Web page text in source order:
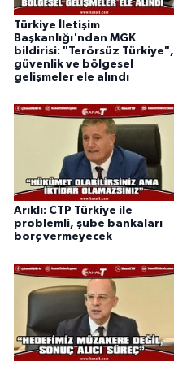
Türkiye İletişim
Başkanlığı'ndan MGK
bildirisi: "Terörsüz Türkiye",
güvenlik ve bölgesel
gelişmeler ele alındı
Arıklı: CTP Türkiye ile
problemli, şube bankaları
borç vermeyecek